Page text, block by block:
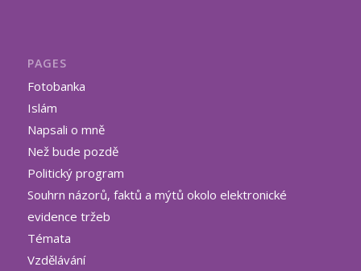
PAGES
Fotobanka
Islám
Napsali o mně
Než bude pozdě
Politický program
Souhrn názorů, faktů a mýtů okolo elektronické
evidence tržeb
Témata
Vzdělávání